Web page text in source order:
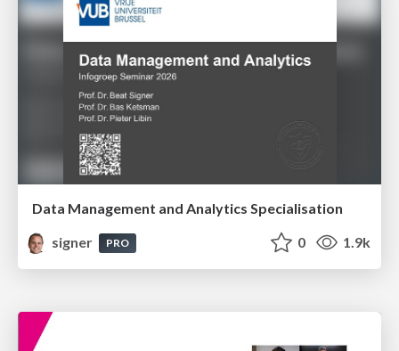
Data Management and Analytics Specialisation
signer
PRO 0 1.9k